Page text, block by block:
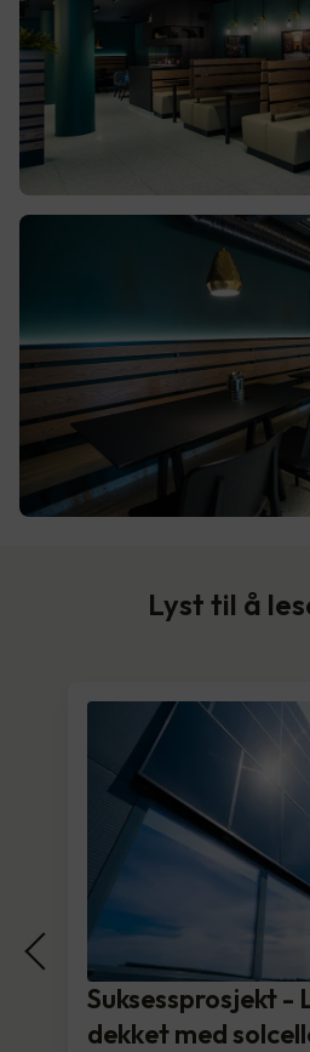
Lyst til å
Suksessprosjekt -
dekket med